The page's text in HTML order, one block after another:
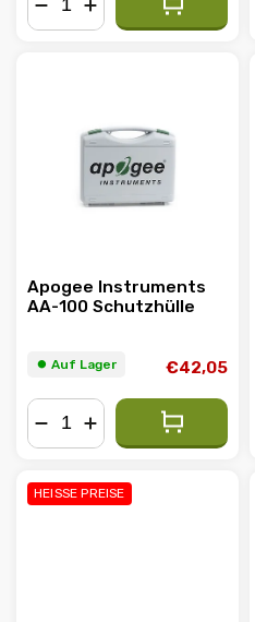
Apogee Instruments
AA-100 Schutzhülle
⏺︎ Auf Lager €42,05
HEISSE PREISE